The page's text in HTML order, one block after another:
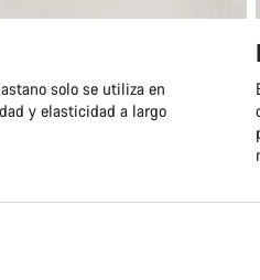
solo se utiliza en
y elasticidad a largo